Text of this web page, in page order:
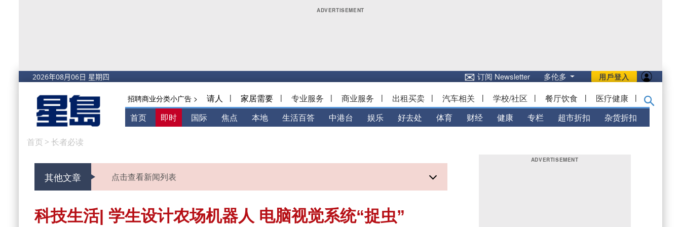
用戶登入
✉订阅 Newsletter 多伦多
招聘商业分类小广告 > 请人 | 家居需要 | 专业服务 | 商业服务 | 出租买卖 | 汽车相关 | 学校/社区 | 餐厅饮食 | 医疗健康 |
首页 即时 国际 焦点 本地 生活百答 中港台 娱乐 好去处 体育 财经 健康 专栏 超市折扣 杂货折扣
首页 > 长者必读
其他文章 点击查看新闻列表
科技生活| 学生设计农场机器人 电脑视觉系统“捉虫”